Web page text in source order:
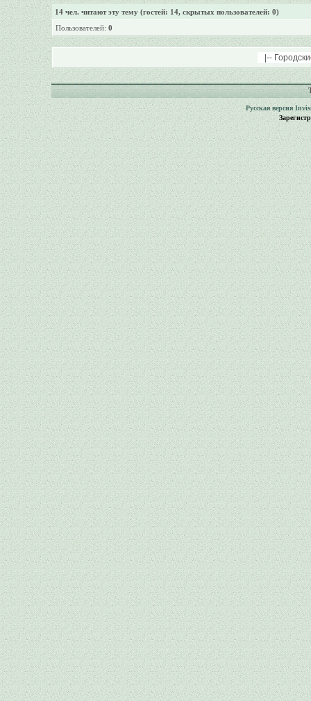
14чел. читают эту тему (гостей: 14, скрытых пользователей: 0)
Пользователей: 0
Русская версия